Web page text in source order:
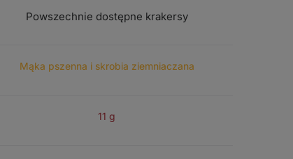
Powszechnie dostępne krakersy
Mąka pszenna i skrobia ziemniaczana
11 g